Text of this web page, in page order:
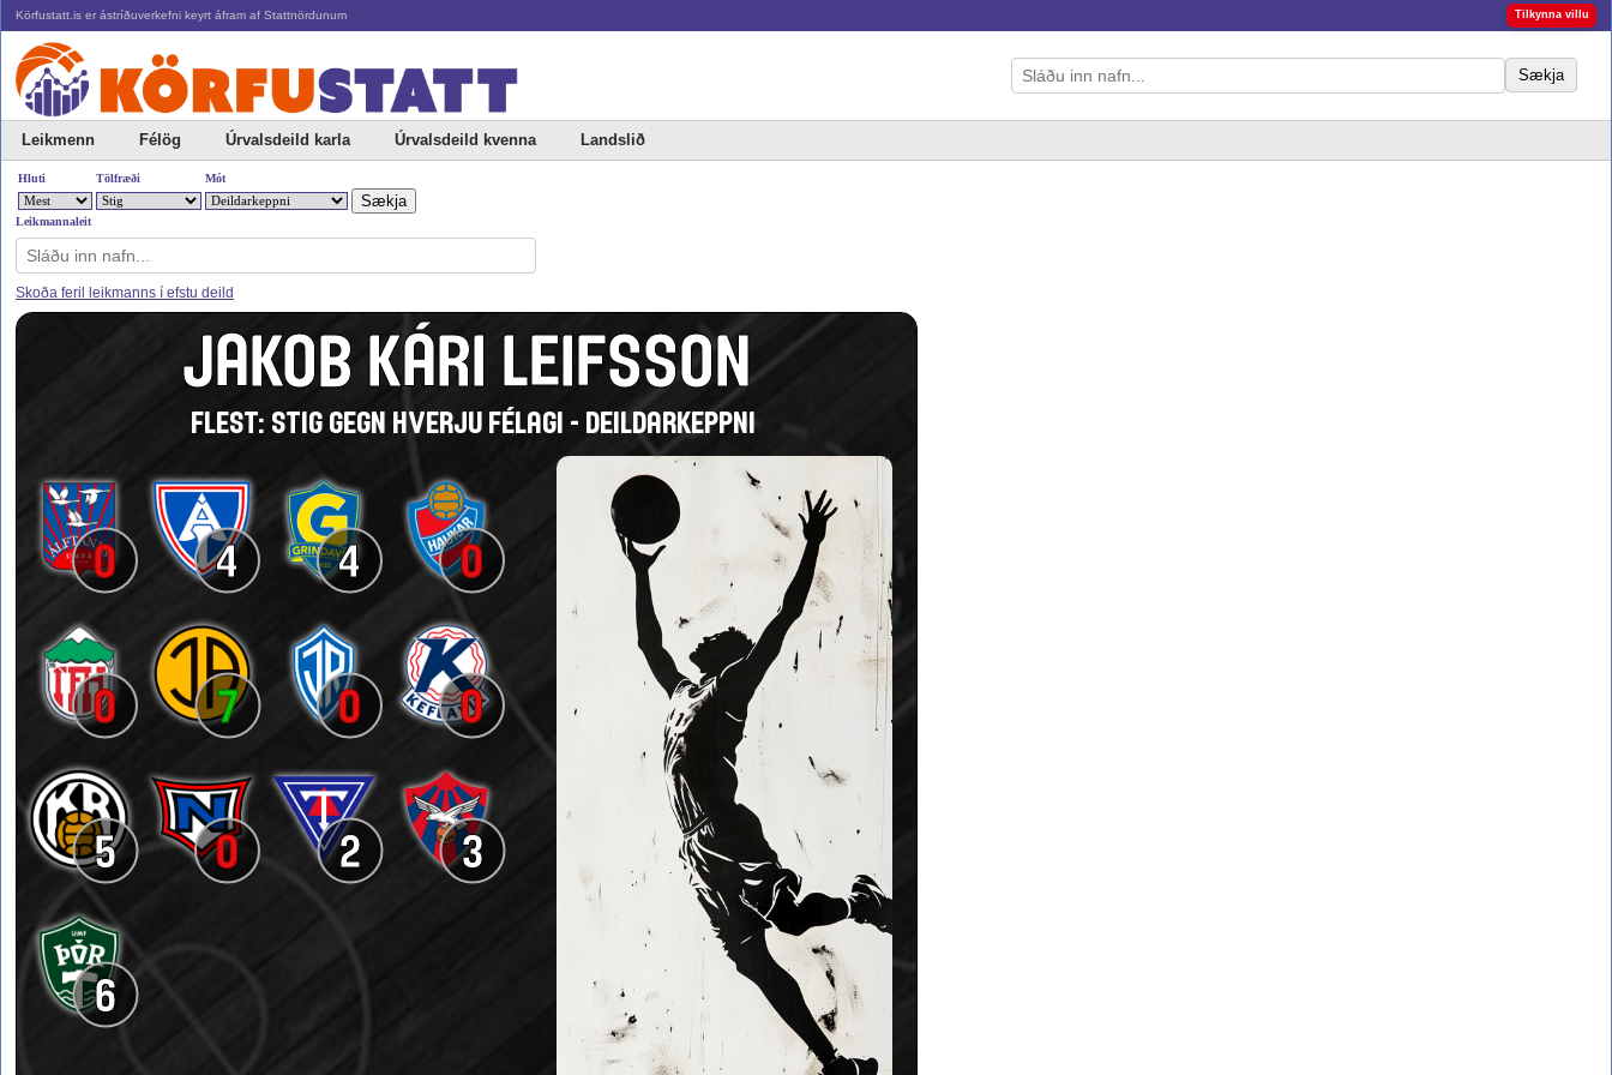
Körfustatt.is er ástríðuverkefni keyrt áfram af Stattnördunum Tilkynna villu
Sækja
Leikmenn Félög Úrvalsdeild karla Úrvalsdeild kvenna Landslið
Hluti Tölfræði Mót
Leikmannaleit
Skoða feril leikmanns í efstu deild
JAKOB KÁRI LEIFSSON
FLEST: STIG GEGN HVERJU FÉLAGI - DEILDARKEPPNI
0 4 4 0
0 7 0 0
5 0 2 3
6